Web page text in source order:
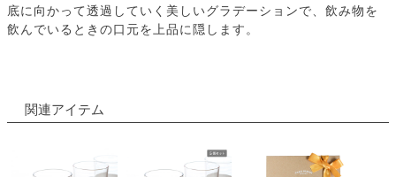
底に向かって透過していく美しいグラデーションで、飲み物を
飲んでいるときの口元を上品に隠します。
関連アイテム